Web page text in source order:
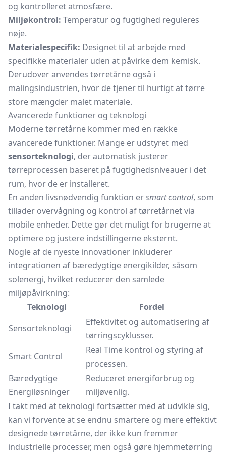
og kontrolleret atmosfære.
Miljøkontrol: Temperatur og fugtighed reguleres
nøje.
Materialespecifik: Designet til at arbejde med
specifikke materialer uden at påvirke dem kemisk.
Derudover anvendes tørretårne også i
malingsindustrien, hvor de tjener til hurtigt at tørre
store mængder malet materiale.
Avancerede funktioner og teknologi
Moderne tørretårne kommer med en række
avancerede funktioner. Mange er udstyret med
sensorteknologi, der automatisk justerer
tørreprocessen baseret på fugtighedsniveauer i det
rum, hvor de er installeret.
En anden livsnødvendig funktion ersmart control, som
tillader overvågning og kontrol af tørretårnet via
mobile enheder. Dette gør det muligt for brugerne at
optimere og justere indstillingerne eksternt.
Nogle af de nyeste innovationer inkluderer
integrationen af bæredygtige energikilder, såsom
solenergi, hvilket reducerer den samlede
miljøpåvirkning:
Teknologi
Fordel
Sensorteknologi
Effektivitet og automatisering af
tørringscyklusser.
Smart Control
Real Time kontrol og styring af
processen.
Bæredygtige
Energiløsninger
Reduceret energiforbrug og
miljøvenlig.
I takt med at teknologi fortsætter med at udvikle sig,
kan vi forvente at se endnu smartere og mere effektivt
designede tørretårne, der ikke kun fremmer
industrielle processer, men også gøre hjemmetørring